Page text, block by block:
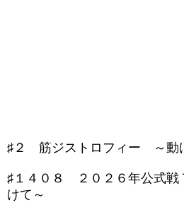
♯２ 筋ジストロフィー ～動
♯１４０８ ２０２６年公式
けて～